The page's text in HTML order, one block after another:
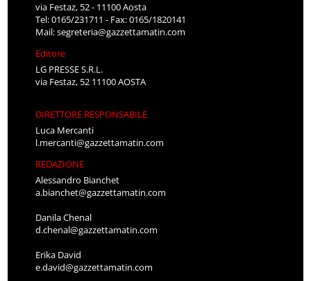
via Festaz, 52 - 11100 Aosta
Tel: 0165/231711 - Fax: 0165/1820141
Mail:segreteria@gazzettamatin.com
Editore
LG PRESSE S.R.L.
via Festaz, 52 11100 AOSTA
DIRETTORE RESPONSABILE
Luca Mercanti
l.mercanti@gazzettamatin.com
REDAZIONE
Alessandro Bianchet
a.bianchet@gazzettamatin.com
Danila Chenal
d.chenal@gazzettamatin.com
Erika David
e.david@gazzettamatin.com